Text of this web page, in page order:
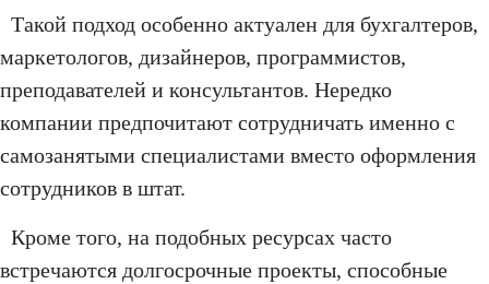
Такой подход особенно актуален для бухгалтеров,
маркетологов, дизайнеров, программистов,
преподавателей и консультантов. Нередко
компании предпочитают сотрудничать именно с
самозанятыми специалистами вместо оформления
сотрудников в штат.
Кроме того, на подобных ресурсах часто
встречаются долгосрочные проекты, способные